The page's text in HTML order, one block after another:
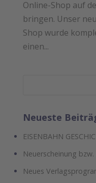
Online-Shop auf
bringen. Unser
Shop wurde
einen...
Neueste
EISENBAHN
Neuerscheinung
Neues